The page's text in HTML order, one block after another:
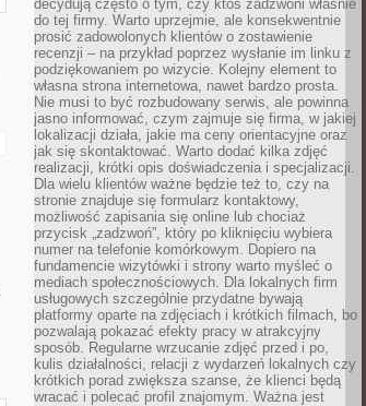
decydują często o tym, czy ktoś zadzwoni właśnie
do tej firmy. Warto uprzejmie, ale konsekwentnie
prosić zadowolonych klientów o zostawienie
recenzji – na przykład poprzez wysłanie im linku z
podziękowaniem po wizycie. Kolejny element to
własna strona internetowa, nawet bardzo prosta.
Nie musi to być rozbudowany serwis, ale powinna
jasno informować, czym zajmuje się firma, w jakiej
lokalizacji działa, jakie ma ceny orientacyjne oraz
jak się skontaktować. Warto dodać kilka zdjęć
realizacji, krótki opis doświadczenia i specjalizacji.
Dla wielu klientów ważne będzie też to, czy na
stronie znajduje się formularz kontaktowy,
możliwość zapisania się online lub chociaż
przycisk „zadzwoń”, który po kliknięciu wybiera
numer na telefonie komórkowym. Dopiero na
fundamencie wizytówki i strony warto myśleć o
mediach społecznościowych. Dla lokalnych firm
usługowych szczególnie przydatne bywają
platformy oparte na zdjęciach i krótkich filmach, bo
pozwalają pokazać efekty pracy w atrakcyjny
sposób. Regularne wrzucanie zdjęć przed i po,
kulis działalności, relacji z wydarzeń lokalnych czy
krótkich porad zwiększa szanse, że klienci będą
wracać i polecać profil znajomym. Ważna jest